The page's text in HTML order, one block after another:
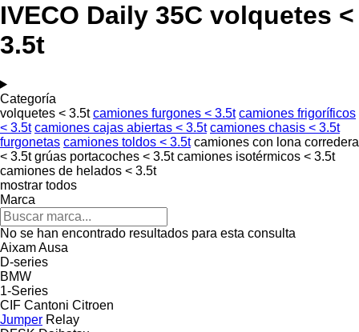
IVECO Daily 35C volquetes <
3.5t
Categoría
volquetes < 3.5t camiones furgones < 3.5t camiones frigoríficos
< 3.5t camiones cajas abiertas < 3.5t camiones chasis < 3.5t
furgonetas camiones toldos < 3.5t camiones con lona corredera
< 3.5t grúas portacoches < 3.5t camiones isotérmicos < 3.5t
camiones de helados < 3.5t
mostrar todos
Marca
No se han encontrado resultados para esta consulta
AixamAusa
D-series
BMW
1-Series
CIF Cantoni Citroen
Jumper Relay